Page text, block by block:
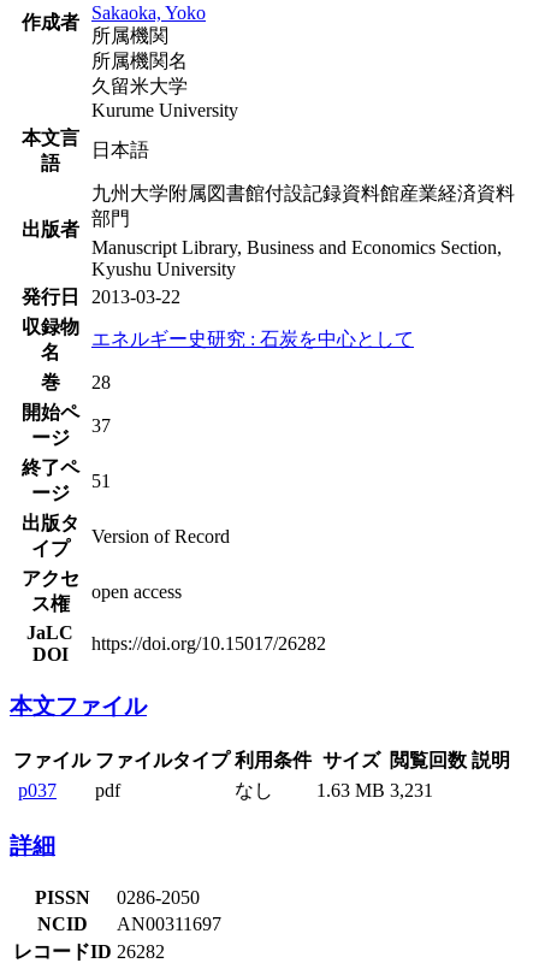
作成者
Sakaoka, Yoko
所属機関
所属機関名
久留米大学
Kurume University
本文言
語
日本語
出版者
九州大学附属図書館付設記録資料館産業経済資料
部門
Manuscript Library, Business and Economics Section,
Kyushu University
発行日
2013-03-22
収録物
名
エネルギー史研究 : 石炭を中心として
巻
28
開始ペ
ージ
37
終了ペ
ージ
51
出版タ
イプ
Version of Record
アクセ
ス権
open access
JaLC
DOI
https://doi.org/10.15017/26282
本文ファイル
ファイル ファイルタイプ 利用条件 サイズ 閲覧回数 説明
p037
pdf なし 1.63 MB 3,231
詳細
PISSN
0286-2050
NCID
AN00311697
レコードID 26282